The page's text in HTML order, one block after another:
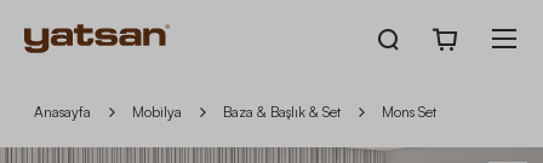
Anasayfa Mobilya Baza & Başlık & Set Mons Set